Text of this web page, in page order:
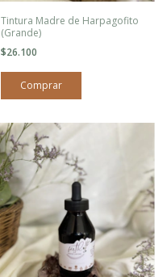
Tintura Madre de Harpagofito
(Grande)
$26.100